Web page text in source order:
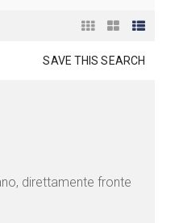
SAVE THIS SEARCH
direttamente fronte